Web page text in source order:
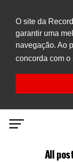
O site da
garantir uma
navegação. Ao
concorda com o
All